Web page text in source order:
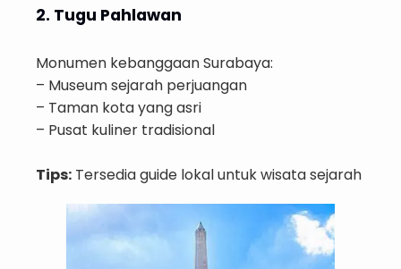
2. Tugu Pahlawan
Monumen kebanggaan Surabaya:
– Museum sejarah perjuangan
– Taman kota yang asri
– Pusat kuliner tradisional
Tips: Tersedia guide lokal untuk wisata sejarah